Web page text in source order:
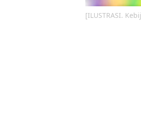
[ILUSTRASI.